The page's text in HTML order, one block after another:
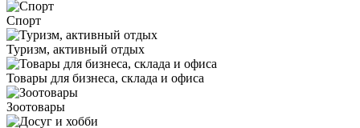
Спорт
Туризм, активный отдых
Товары для бизнеса, склада и офиса
Зоотовары